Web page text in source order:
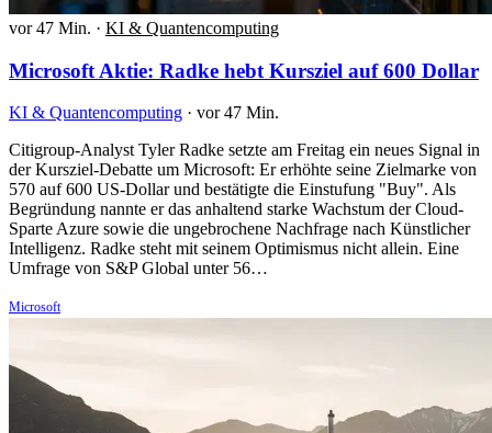
vor 47 Min. · KI & Quantencomputing
Microsoft Aktie: Radke hebt Kursziel auf 600 Dollar
KI & Quantencomputing · vor 47 Min.
Citigroup-Analyst Tyler Radke setzte am Freitag ein neues Signal in
der Kursziel-Debatte um Microsoft: Er erhöhte seine Zielmarke von
570 auf 600 US-Dollar und bestätigte die Einstufung "Buy". Als
Begründung nannte er das anhaltend starke Wachstum der Cloud-
Sparte Azure sowie die ungebrochene Nachfrage nach Künstlicher
Intelligenz. Radke steht mit seinem Optimismus nicht allein. Eine
Umfrage von S&P Global unter 56…
Microsoft